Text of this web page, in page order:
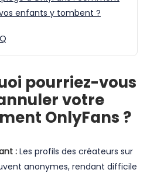
enfants y tombent ?
pourriez-vous
votre
OnlyFans ?
: Les profils des créateurs sur
anonymes, rendant difficile